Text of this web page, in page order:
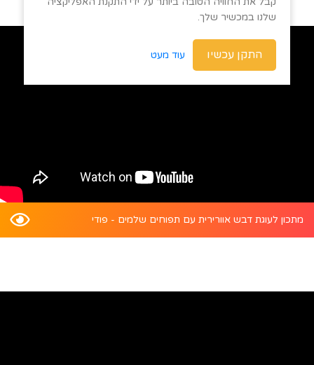
מתכון לעוגת דבש אוורירית עם תפוחים שלמים - פודי
שלנו במכשיר שלך.
התקן עכשיו עוד מעט